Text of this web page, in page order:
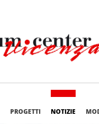
PROGETTI NOTIZIE